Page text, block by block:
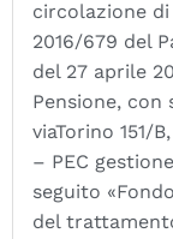
circolazione
2016/679 del
del 27 aprile
Pensione, con
viaTorino 151/
– PEC
seguito
del